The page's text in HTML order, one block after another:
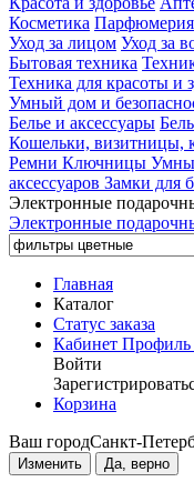
Косметика Парфюмерия
Уход за лицом Уход за
Бытовая техника
Техника для красоты и
Умный дом и
Белье и аксессуары
Кошельки, визитницы,
Ремни Ключницы
аксессуаров Замки для
Электронные
Электронные
Главная
Каталог
Статус заказа
Кабинет Профиль
Войти
Корзина
Ваш городСанкт-
Изменить Да, верно